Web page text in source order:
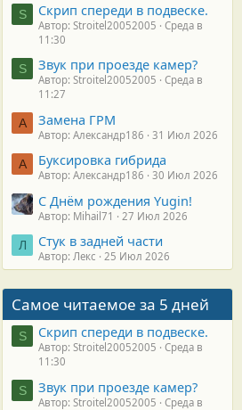
S Скрип спереди в подвеске.
Автор: Stroitel20052005
Среда в
11:30
S Звук при проезде камер?
Автор: Stroitel20052005
Среда в
11:27
А Замена ГРМ
Автор: Александр186 31 Июл 2026
А Буксировка гибрида
Автор: Александр186 30 Июл 2026
С Днём рождения Yugin!
Автор: Mihail71 27 Июл 2026
Л Стук в задней части
Автор: Лекс 25 Июл 2026
Самое читаемое за 5 дней
S Скрип спереди в подвеске.
Автор: Stroitel20052005
Среда в
11:30
S Звук при проезде камер?
Автор: Stroitel20052005
Среда в